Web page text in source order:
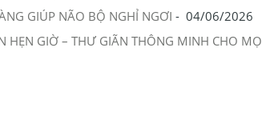
GIÚP NÃO BỘ NGHỈ NGƠI - 04/06/2026
HẸN GIỜ – THƯ GIÃN THÔNG MINH CHO